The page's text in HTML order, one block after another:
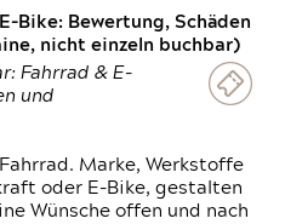
Bike: Bewertung, Schäden
nicht einzeln buchbar)
Fahrrad & E-
und
Marke, Werkstoffe
oder E-Bike, gestalten
Wünsche offen und nach